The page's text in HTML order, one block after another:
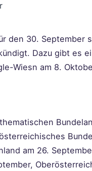
den 30. September
Dazu gibt es
Wiesn am 8.
am 26.